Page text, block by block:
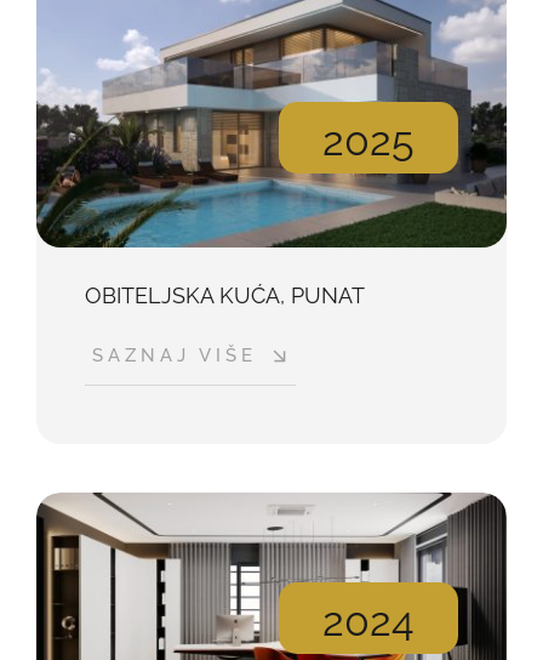
2025
OBITELJSKA KUĆA, PUNAT
SAZNAJ VIŠE
2024